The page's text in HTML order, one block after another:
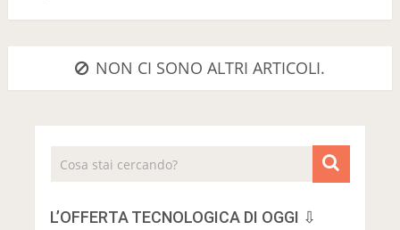
NON CI SONO ALTRI ARTICOLI.
L’OFFERTA TECNOLOGICA DI OGGI ⇩